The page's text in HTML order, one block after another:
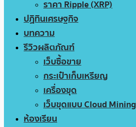
ราคา Ripple (XRP)
ปฏิทินเศรษฐกิจ
บทความ
รีวิวผลิตภัณฑ์
เว็บซื้อขาย
กระเป๋าเก็บเหรียญ
เครื่องขุด
เว็บขุดแบบ Cloud Mining
ห้องเรียน